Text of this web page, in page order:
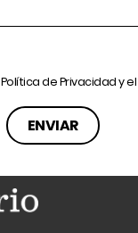
Política de Privacidady el